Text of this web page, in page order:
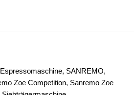
Espressomaschine, SANREMO,
Zoe Competition, Sanremo Zoe